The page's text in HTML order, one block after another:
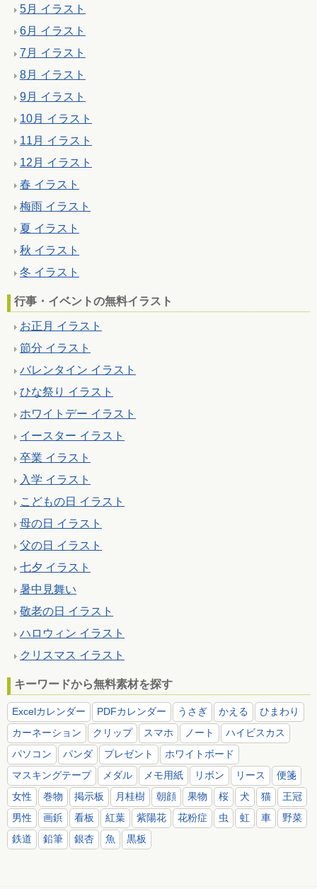
5月 イラスト
6月 イラスト
7月 イラスト
8月 イラスト
9月 イラスト
10月 イラスト
11月 イラスト
12月 イラスト
春 イラスト
梅雨 イラスト
夏 イラスト
秋 イラスト
冬 イラスト
行事・イベントの無料イラスト
お正月 イラスト
節分 イラスト
バレンタイン イラスト
ひな祭り イラスト
ホワイトデー イラスト
イースター イラスト
卒業 イラスト
入学 イラスト
こどもの日 イラスト
母の日 イラスト
父の日 イラスト
七夕 イラスト
暑中見舞い
敬老の日 イラスト
ハロウィン イラスト
クリスマス イラスト
キーワードから無料素材を探す
Excelカレンダー PDFカレンダー うさぎ かえる
ひまわり
カーネーション
クリップ スマホ ノート
ハイビスカス
パソコン
パンダ プレゼント
ホワイトボード
マスキングテープ
メダル メモ用紙 リボン リース
便箋
女性
巻物 掲示板 月桂樹 朝顔 果物 桜 犬 猫
王冠
男性
画鋲 看板 紅葉 紫陽花 花粉症 虫 虹 車
野菜
鉄道
鉛筆 銀杏 魚 黒板